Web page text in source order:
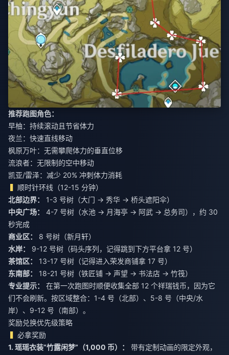
推荐跑图角色：
早柚：持续滚动且节省体力
夜兰：快速直线移动
枫原万叶：无需攀爬体力的垂直位移
流浪者：无限制的空中移动
凯亚/雷泽：减少 20% 冲刺体力消耗
顺时针环线（12-15 分钟）
北部边界：
1-3 号树（大门 → 秀华 → 桥头遮阳伞）
中央广场：
4-7 号树（水池 → 月海亭 → 阿武 → 总务司），约 30
秒完成
商业区：
8 号树（新月轩）
水岸：
9-12 号树（码头序列，记得跳到下方平台拿 12 号）
茶馆区：
13-17 号树（记得进入荣发商铺拿 17 号）
东南部：
18-21 号树（铁匠铺 → 声望 → 书法店 → 竹筏）
专业提示：
在第一次跑图时顺便收集全部 12 个祥瑞钱币，因为它
们不会刷新。按区域整合：1-4 号（北部）、5-8 号（中央/水
岸）、9-12 号（南部）。
奖励兑换优先级策略
必拿奖励
1. 瑶瑶衣装“竹露闲梦”（1,000 币）：
带有定制动画的限定外观，